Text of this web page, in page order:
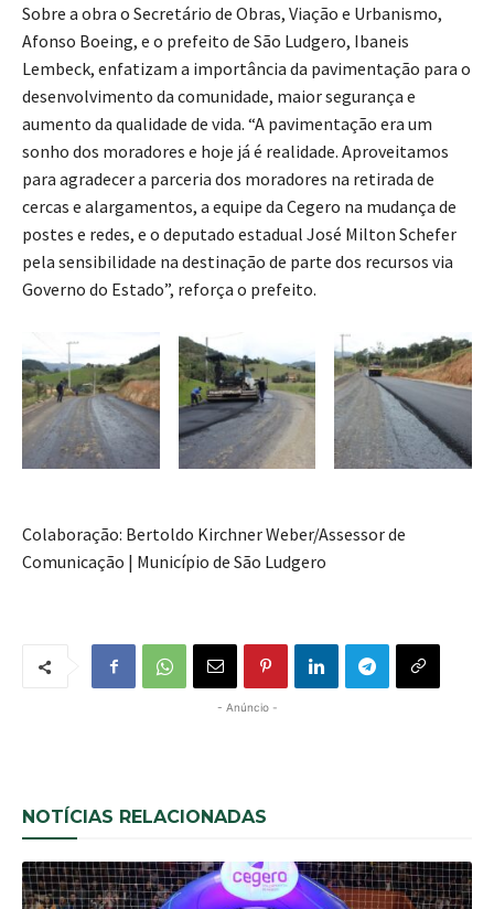
Sobre a obra o Secretário de Obras, Viação e Urbanismo,
Afonso Boeing, e o prefeito de São Ludgero, Ibaneis
Lembeck, enfatizam a importância da pavimentação para o
desenvolvimento da comunidade, maior segurança e
aumento da qualidade de vida. “A pavimentação era um
sonho dos moradores e hoje já é realidade. Aproveitamos
para agradecer a parceria dos moradores na retirada de
cercas e alargamentos, a equipe da Cegero na mudança de
postes e redes, e o deputado estadual José Milton Schefer
pela sensibilidade na destinação de parte dos recursos via
Governo do Estado”, reforça o prefeito.
Colaboração: Bertoldo Kirchner Weber/Assessor de
Comunicação | Município de São Ludgero
- Anúncio -
NOTÍCIAS RELACIONADAS